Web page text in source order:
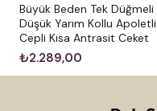
Büyük Beden Tek Düğmeli
Düşük Yarım Kollu Apoletli
Cepli Kısa Antrasit Ceket
₺2.289,00